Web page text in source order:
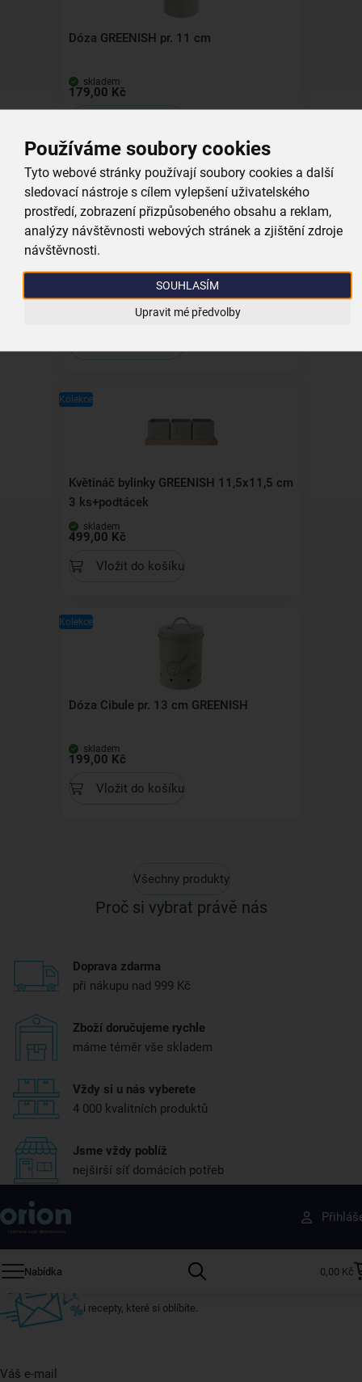
Používáme soubory cookies
Tyto webové stránky používají soubory cookies a další
sledovací nástroje s cílem vylepšení uživatelského
prostředí, zobrazení přizpůsobeného obsahu a reklam,
analýzy návštěvnosti webových stránek a zjištění zdroje
návštěvnosti.
SOUHLASÍM
Upravit mé předvolby
Dóza GREENISH pr. 11 cm
skladem
179,00 Kč
Kolekce
Kolekce
Květináč bylinky GREENISH 11,5x11,5 cm
3 ks+podtácek
skladem
499,00 Kč
Vložit do košíku
Kolekce
Dóza Cibule pr. 13 cm GREENISH
skladem
199,00 Kč
Vložit do košíku
Všechny produkty
Proč si vybrat právě nás
Doprava zdarma
při nákupu nad 999 Kč
Zboží doručujeme rychle
máme téměr vše skladem
Vždy si u nás vyberete
4 000 kvalitních produktů
Jsme vždy poblíž
nejširší síť domácích potřeb
Nabídka 0,00 Kč
Získejte rady, recepty a tipy na slevy dřív než
ostatní
Přihlaste se k odběru našeho newsletteru.
i recepty, které si oblíbíte.
Váš e-mail